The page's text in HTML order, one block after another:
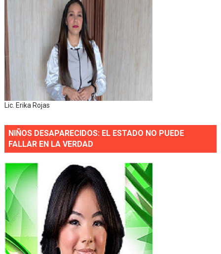
Lic. Erika Rojas
NIÑOS DESAPARECIDOS: EL ESTADO NO PUEDE
FALLAR EN LA VERDAD